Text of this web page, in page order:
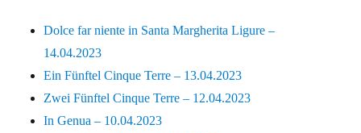
Dolce far niente in Santa Margherita Ligure –
14.04.2023
Ein Fünftel Cinque Terre – 13.04.2023
Zwei Fünftel Cinque Terre – 12.04.2023
In Genua – 10.04.2023